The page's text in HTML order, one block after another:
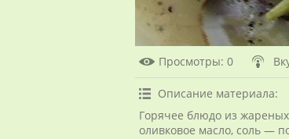
Просмотры: 0
Описание материала:
Горячее блюдо из
оливковое масло, соль —